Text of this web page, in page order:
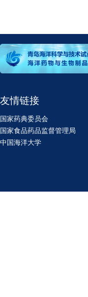
友情链接
国家药典委员会
国家食品药品监督管理局
中国海洋大学